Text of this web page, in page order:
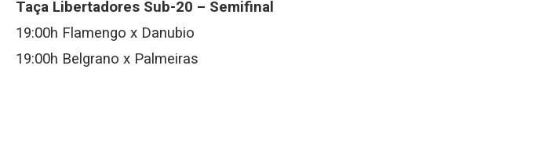
Taça Libertadores Sub-20 – Semifinal
19:00h Flamengo x Danubio
19:00h Belgrano x Palmeiras